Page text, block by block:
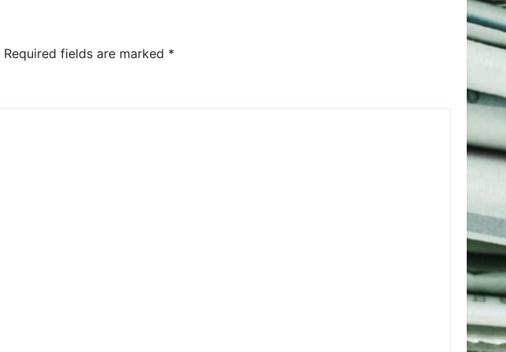
Required fields are marked *